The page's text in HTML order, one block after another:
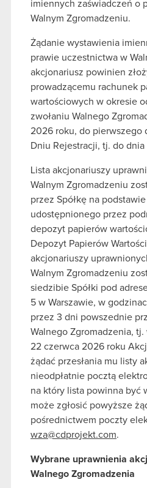
imiennych zaświadczeń o
Walnym Zgromadzeniu.
Żądanie wystawienia
prawie uczestnictwa w
akcjonariusz powinien
prowadzącemu rachunek
wartościowych w okresie
zwołaniu Walnego
2026 roku, do pierwszego
Dniu Rejestracji, tj. do
Lista akcjonariuszy
Walnym Zgromadzeniu
przez Spółkę na
udostępnionego przez
depozyt papierów
Depozyt Papierów
akcjonariuszy
Walnym Zgromadzeniu
siedzibie Spółki pod
5 w Warszawie, w
przez 3 dni powszednie
Walnego Zgromadzenia, tj.
22 czerwca 2026 roku
żądać przesłania mu listy
nieodpłatnie pocztą
na który lista powinna być
może zgłosić powyższe
pośrednictwem poczty
wza@cdprojekt.com.
Wybrane uprawnienia
Walnego Zgromadzenia